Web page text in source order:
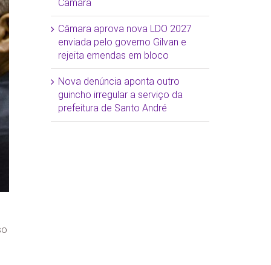
Câmara
Câmara aprova nova LDO 2027
enviada pelo governo Gilvan e
rejeita emendas em bloco
Nova denúncia aponta outro
guincho irregular a serviço da
prefeitura de Santo André